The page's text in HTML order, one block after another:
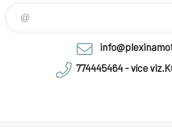
774445464 - více